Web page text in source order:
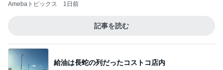
Amebaトピックス 1日前
記事を読む
給油は長蛇の列だったコストコ店内